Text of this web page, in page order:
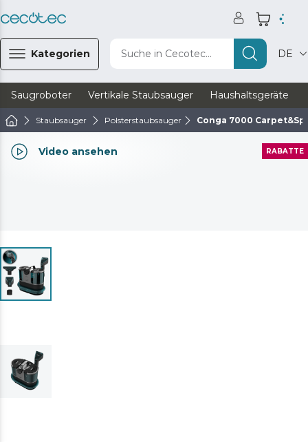
Kategorien Suche in Cecotec... DE
Saugroboter Vertikale Staubsauger Haushaltsgeräte
Staubsauger Polsterstaubsauger Conga 7000
Video ansehen RABATTE